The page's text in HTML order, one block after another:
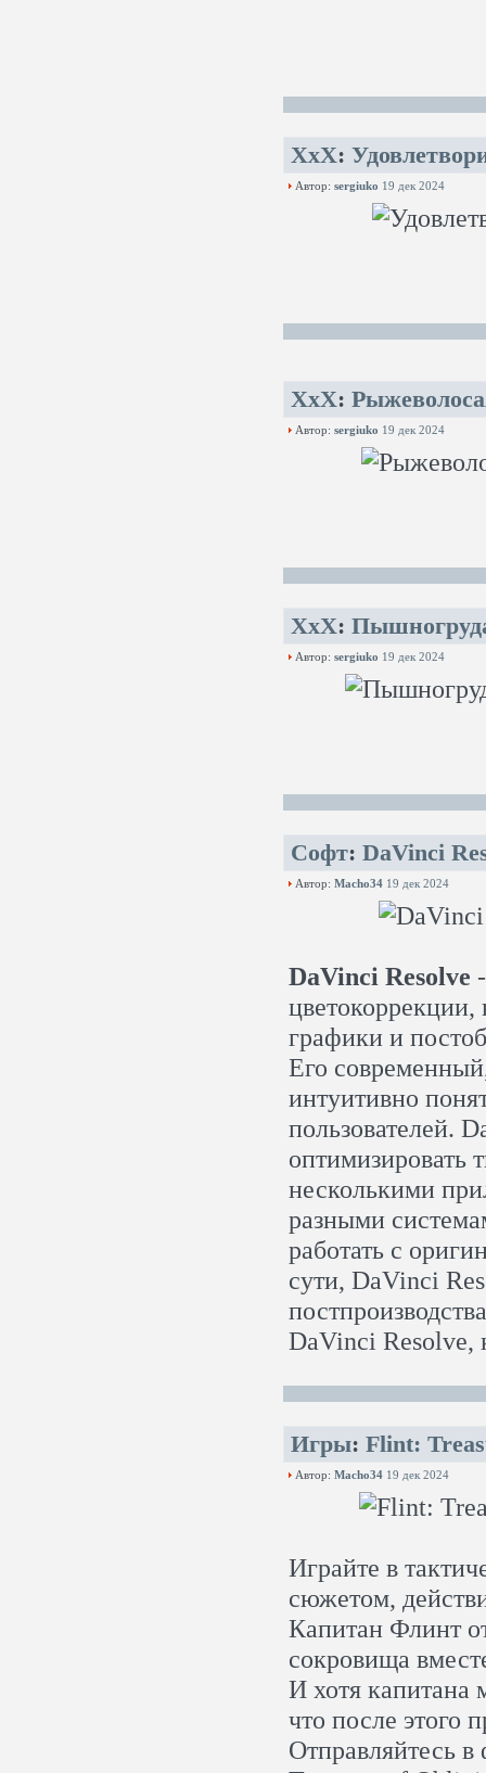
XxX:
Автор: sergiuko 19 дек 2024
XxX:
Автор: sergiuko 19 дек 2024
XxX:
Автор: sergiuko 19 дек 2024
Софт: DaVinci
Автор: Macho34 19 дек 2024
DaVinci Resolve
графики и
Его
интуитивно
пользователей.
оптимизировать
несколькими
разными
работать с
сути, DaVinci
DaVinci Resolve,
Игры: Flint:
Автор: Macho34 19 дек 2024
Играйте в
сюжетом,
Капитан Флинт
сокровища
И хотя капитана
что после этого
Отправляйтесь